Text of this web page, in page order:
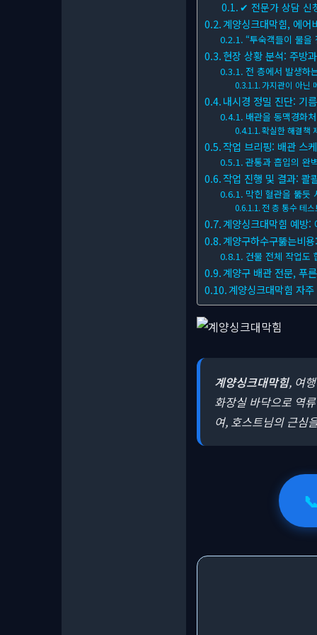
✔ 전문가 상담 신
계양싱크대막힘, 에어
“투숙객들이 물을
현장 상황 분석: 주방
전 층에서 발생하
가지관이 아닌
내시경 정밀 진단: 기
배관을 동맥경화
확실한 해결책
작업 브리핑: 배관 스
관통과 흡입의 완
작업 진행 및 결과: 콸
막힌 혈관을 뚫듯
전 층 통수 테
계양싱크대막힘 예방:
계양구하수구뚫는비
건물 전체 작업도
계양구 배관 전문, 푸
계양싱크대막힘 자
계양싱크대막힘, 여
화장실 바닥으로 역
여, 호스트님의 근심